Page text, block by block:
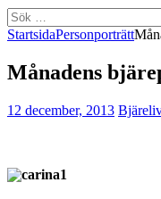
Sök
efter:
StartsidaPersonporträtt
Månadens
12 december, 2013